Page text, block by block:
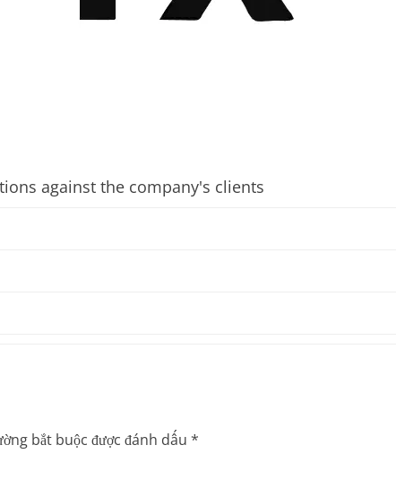
against the company's clients
bắt buộc được đánh dấu *